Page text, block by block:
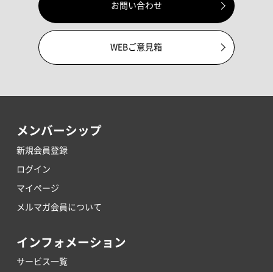
お問い合わせ
WEBご意見箱
メンバーシップ
新規会員登録
ログイン
マイページ
メルマガ会員について
インフォメーション
サービス一覧